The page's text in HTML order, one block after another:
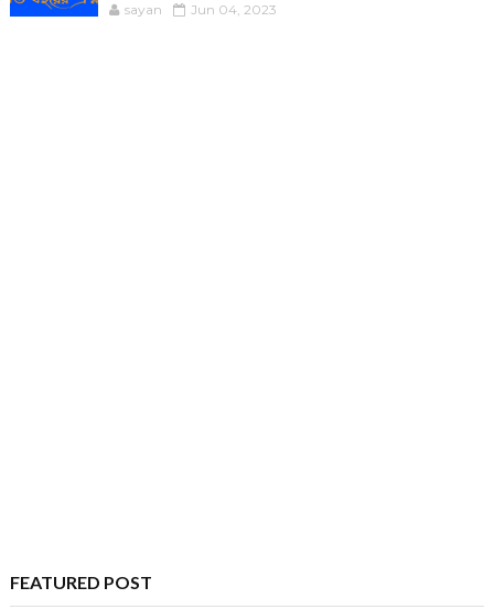
sayan Jun 04, 2023
FEATURED POST